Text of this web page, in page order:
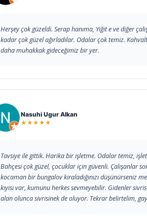
Herşey çok güzeldi. Serap hanıma, Yiğit e ve diğer
kadar çok güzel ağırladılar. Odalar çok temiz.
daha muhakkak gideceğimiz bir yer.
Nasuhi Ugur Alkan
★★★★★
Tavsiye ile gittik. Harika bir işletme. Odalar temiz,
Bahçesi çok güzel, çocuklar için güvenli. Çalışanlar
kocaman bir bungalov kiraladığınızı düşünürseniz
kıyısı var, kumunu herkes sevmeyebilir. Gidenler
alan olunca sivrisinek de oluyor. Tekrar belirtelim,